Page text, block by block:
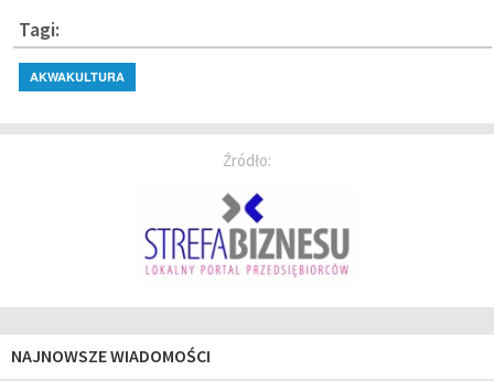
Tagi:
AKWAKULTURA
Źródło:
NAJNOWSZE WIADOMOŚCI